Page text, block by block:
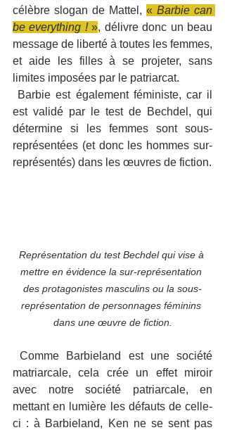
célèbre slogan de Mattel, « Barbie can
be everything ! », délivre donc un beau
message de liberté à toutes les femmes,
et aide les filles à se projeter, sans
limites imposées par le patriarcat.
est validé par le test de Bechdel, qui
détermine si les femmes sont sous-
représentées (et donc les hommes sur-
représentés) dans les œuvres de fiction.
Représentation du test Bechdel qui vise à
mettre en évidence la sur-représentation
des protagonistes masculins ou la sous-
représentation de personnages féminins
dans une œuvre de fiction.
Comme Barbieland est une société
matriarcale, cela crée un effet miroir
avec notre société patriarcale, en
mettant en lumière les défauts de celle-
ci : à Barbieland, Ken ne se sent pas